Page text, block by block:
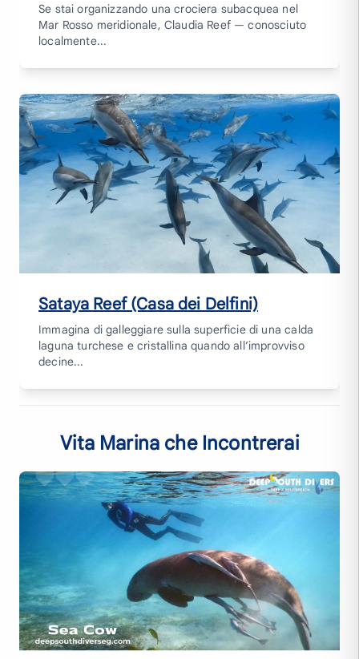
Se stai organizzando una crociera subacquea nel
Mar Rosso meridionale, Claudia Reef — conosciuto
localmente...
Sataya Reef (Casa dei Delfini)
Immagina di galleggiare sulla superficie di una calda
laguna turchese e cristallina quando all’improvviso
decine...
Vita Marina che Incontrerai